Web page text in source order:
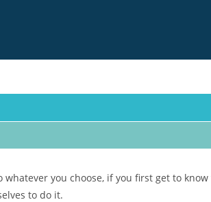
you choose, if you first get to
to do it.